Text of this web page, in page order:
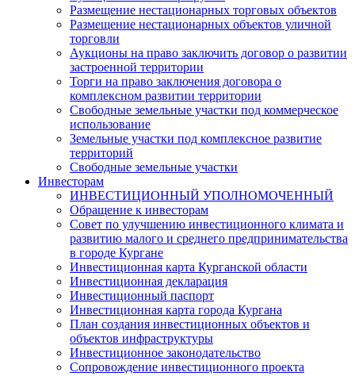
Размещение нестационарных торговых объектов
Размещение нестационарных объектов уличной
торговли
Аукционы на право заключить договор о развитии
застроенной территории
Торги на право заключения договора о
комплексном развитии территории
Свободные земельные участки под коммерческое
использование
Земельные участки под комплексное развитие
территорий
Свободные земельные участки
Инвесторам
ИНВЕСТИЦИОННЫЙ УПОЛНОМОЧЕННЫЙ
Обращение к инвесторам
Совет по улучшению инвестиционного климата и
развитию малого и среднего предпринимательства
в городе Кургане
Инвестиционная карта Курганской области
Инвестиционная декларация
Инвестиционный паспорт
Инвестиционная карта города Кургана
План создания инвестиционных объектов и
объектов инфраструктуры
Инвестиционное законодательство
Сопровождение инвестиционного проекта